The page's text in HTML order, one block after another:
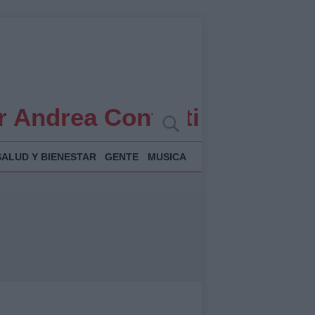
Andrea Conforti
Y BIENESTAR GENTE MUSICA